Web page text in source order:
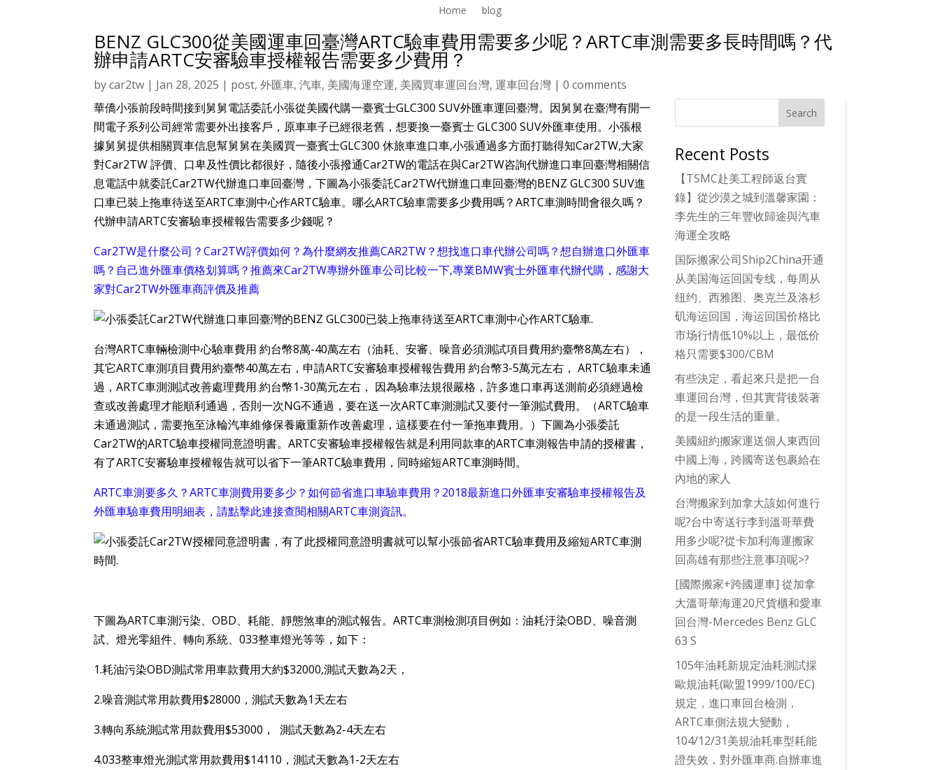
Home blog
BENZ GLC300從美國運車回臺灣ARTC驗車費用需要多少呢？ARTC車測需要多長時間嗎？代
辦申請ARTC安審驗車授權報告需要多少費用？
bycar2tw | Jan 28, 2025 | post,外匯車,汽車, 美國海運空運, 美國買車運回台灣,運車回台灣 |0 comments
華僑小張前段時間接到舅舅電話委託小張從美國代購一臺賓士GLC300 SUV外匯車運回臺灣。因舅舅在臺灣有開一
間電子系列公司經常需要外出接客戶，原車車子已經很老舊，想要換一臺賓士 GLC300 SUV外匯車使用。小張根
據舅舅提供相關買車信息幫舅舅在美國買一臺賓士GLC300 休旅車進口車,小張通過多方面打聽得知Car2TW,大家
對Car2TW 評價、口卑及性價比都很好，隨後小張撥通Car2TW的電話在與Car2TW咨詢代辦進口車回臺灣相關信
息電話中就委託Car2TW代辦進口車回臺灣，下圖為小張委託Car2TW代辦進口車回臺灣的BENZ GLC300 SUV進
口車已裝上拖車待送至ARTC車測中心作ARTC驗車。哪么ARTC驗車需要多少費用嗎？ARTC車測時間會很久嗎？
代辦申請ARTC安審驗車授權報告需要多少錢呢？
Car2TW是什麼公司？Car2TW評價如何？為什麼網友推薦CAR2TW？想找進口車代辦公司嗎？想自辦進口外匯車
嗎？自己進外匯車價格划算嗎？推薦來Car2TW專辦外匯車公司比較一下,專業BMW賓士外匯車代辦代購，感謝大
家對Car2TW外匯車商評價及推薦
台灣ARTC車輛檢測中心驗車費用 約台幣8萬-40萬左右（油耗、安審、噪音必須測試項目費用約臺幣8萬左右），
其它ARTC車測項目費用約臺幣40萬左右，申請ARTC安審驗車授權報告費用 約台幣3-5萬元左右， ARTC驗車未通
過，ARTC車測測試改善處理費用 約台幣1-30萬元左右， 因為驗車法規很嚴格，許多進口車再送測前必須經過檢
查或改善處理才能順利通過，否則一次NG不通過，要在送一次ARTC車測測試又要付一筆測試費用。（ARTC驗車
未通過測試，需要拖至泳輪汽車維修保養廠重新作改善處理，這樣要在付一筆拖車費用。）下圖為小張委託
Car2TW的ARTC驗車授權同意證明書。ARTC安審驗車授權報告就是利用同款車的ARTC車測報告申請的授權書，
有了ARTC安審驗車授權報告就可以省下一筆ARTC驗車費用，同時縮短ARTC車測時間。
ARTC車測要多久？ARTC車測費用要多少？如何節省進口車驗車費用？2018最新進口外匯車安審驗車授權報告及
外匯車驗車費用明細表，請點擊此連接查閱相關ARTC車測資訊。
下圖為ARTC車測污染、OBD、耗能、靜態煞車的測試報告。ARTC車測檢測項目例如：油耗汙染OBD、噪音測
試、燈光零組件、轉向系統、033整車燈光等等，如下：
1.耗油污染OBD測試常用車款費用大約$32000,測試天數為2天，
2.噪音測試常用款費用$28000，測試天數為1天左右
3.轉向系統測試常用款費用$53000， 測試天數為2-4天左右
4.033整車燈光測試常用款費用$14110，測試天數為1-2天左右
Search
Recent Posts
【TSMC赴美工程師返台實
錄】從沙漠之城到溫馨家園：
李先生的三年豐收歸途與汽車
海運全攻略
国际搬家公司Ship2China开通
从美国海运回国专线，每周从
纽约、西雅图、奥克兰及洛杉
矶海运回国，海运回国价格比
市场行情低10%以上，最低价
格只需要$300/CBM
有些決定，看起來只是把一台
車運回台灣，但其實背後裝著
的是一段生活的重量。
美國紐約搬家運送個人東西回
中國上海，跨國寄送包裹給在
內地的家人
台灣搬家到加拿大該如何進行
呢?台中寄送行李到溫哥華費
用多少呢?從卡加利海運搬家
回高雄有那些注意事項呢>?
[國際搬家+跨國運車] 從加拿
大溫哥華海運20尺貨櫃和愛車
回台灣-Mercedes Benz GLC
63 S
105年油耗新規定油耗測試採
歐規油耗(歐盟1999/100/EC)
規定，進口車回台檢測，
ARTC車側法規大變動，
104/12/31美規油耗車型耗能
證失效，對外匯車商.自辦車進